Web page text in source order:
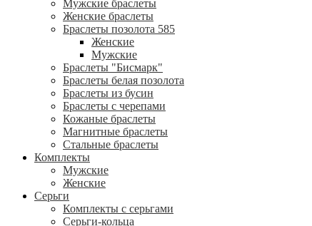
Мужские браслеты
Женские браслеты
Браслеты позолота 585
Женские
Мужские
Браслеты "Бисмарк"
Браслеты белая позолота
Браслеты из бусин
Браслеты с черепами
Кожаные браслеты
Магнитные браслеты
Стальные браслеты
Комплекты
Мужские
Женские
Серьги
Комплекты с серьгами
Серьги-кольца